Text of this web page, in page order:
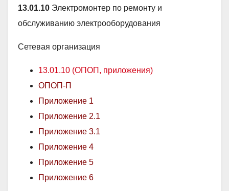
13.01.10 Электромонтер по ремонту и
обслуживанию электрооборудования
Сетевая организация
13.01.10 (ОПОП, приложения)
ОПОП-П
Приложение 1
Приложение 2.1
Приложение 3.1
Приложение 4
Приложение 5
Приложение 6